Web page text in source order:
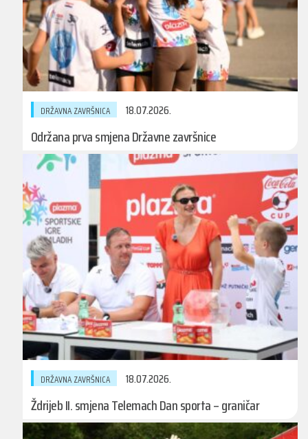
DRŽAVNA ZAVRŠNICA 18.07.2026.
Održana prva smjena Državne završnice
DRŽAVNA ZAVRŠNICA 18.07.2026.
Ždrijeb II. smjena Telemach Dan sporta – graničar